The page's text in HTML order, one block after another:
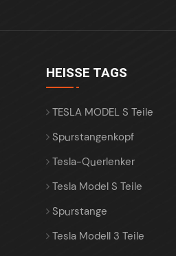
HEISSE TAGS
TESLA MODEL S Teile
Spurstangenkopf
Tesla-Querlenker
Tesla Model S Teile
Spurstange
Tesla Modell 3 Teile